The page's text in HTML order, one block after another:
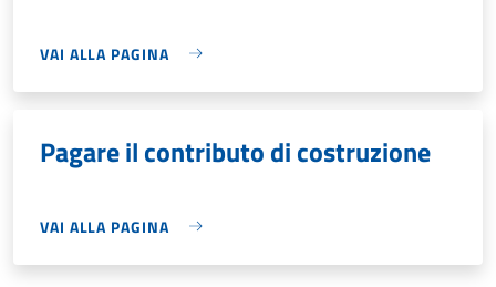
VAI ALLA PAGINA
Pagare il contributo di costruzione
VAI ALLA PAGINA